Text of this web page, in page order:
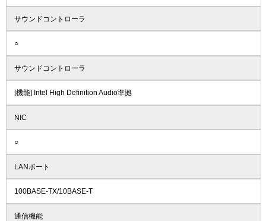
サウンドコントローラ
○
サウンドコントローラ
[機能] Intel High Definition Audio準拠
NIC
○
LANポート
100BASE-TX/10BASE-T
通信機能